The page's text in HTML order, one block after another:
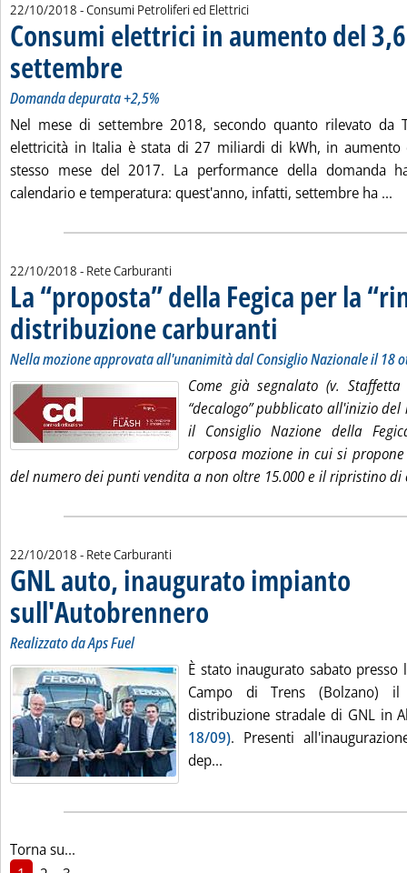
22/10/2018 - Consumi Petroliferi ed Elettrici
Consumi elettrici in aumento del
settembre
Domanda depurata +2,5%
Nel mese di settembre 2018, secondo quanto rilevato da
elettricità in Italia è stata di 27 miliardi di kWh, in aumento
stesso mese del 2017. La performance della domanda
calendario e temperatura: quest'anno, infatti, settembre ha ...
22/10/2018 - Rete Carburanti
La “proposta” della Fegica per la
distribuzione carburanti . Sottotitolo: Nella mozione
. Pubblicata lunedì 22
Nella mozione approvata all'unanimità dal Consiglio Nazionale il 18
Come già segnalato (v.
“decalogo” pubblicato all'inizio del
il Consiglio Nazione della
corposa mozione in cui si
del numero dei punti vendita a non oltre 15.000 e il ripristino di
22/10/2018 - Rete Carburanti
GNL auto, inaugurato impianto
sull'Autobrennero . Sottotitolo: Realizzato da Aps Fuel
. Pubblicata lunedì 22 ottobre 2018 alle
Realizzato da Aps Fuel
È stato inaugurato sabato
Campo di Trens (Bolzano)
distribuzione stradale di GNL in
18/09). Presenti
dep...
Torna su...